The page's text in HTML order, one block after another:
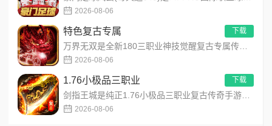
2026-08-06
特色复古专属
2026-08-06
下载
1.76小极品三职业
2026-08-06
下载